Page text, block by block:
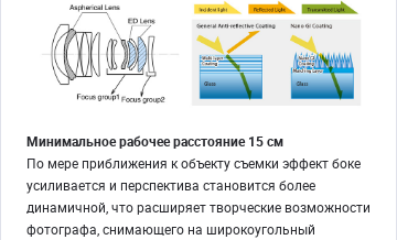
Минимальное рабочее расстояние 15 см
По мере приближения к объекту съемки эффект боке
усиливается и перспектива становится более
динамичной, что расширяет творческие возможности
фотографа, снимающего на широкоугольный